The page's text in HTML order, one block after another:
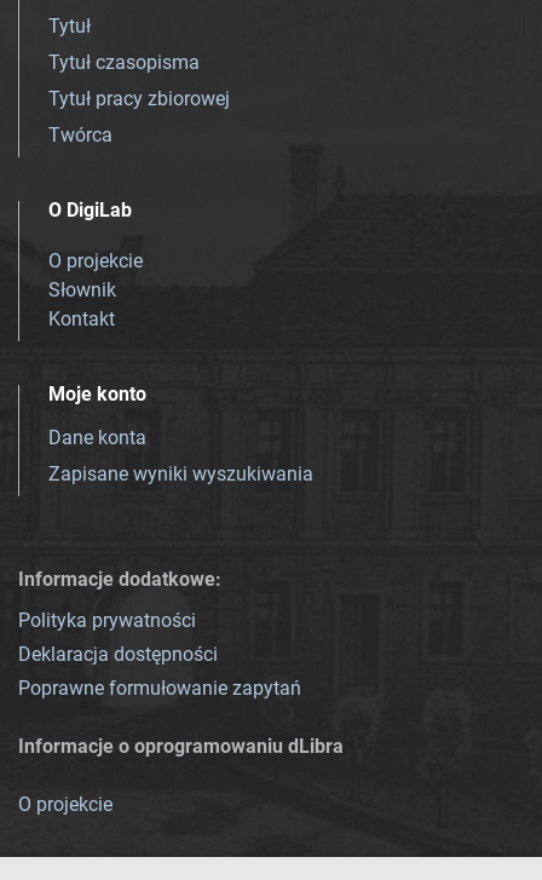
Tytuł
Tytuł czasopisma
Tytuł pracy zbiorowej
Twórca
O DigiLab
O projekcie
Słownik
Kontakt
Moje konto
Dane konta
Zapisane wyniki wyszukiwania
Informacje dodatkowe:
Polityka prywatności
Deklaracja dostępności
Poprawne formułowanie zapytań
Informacje o oprogramowaniu dLibra
O projekcie